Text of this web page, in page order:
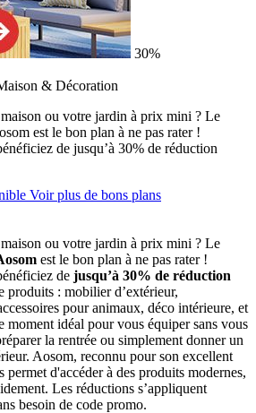
30%
& Décoration
ou votre jardin à prix mini ? Le
est le bon plan à ne pas rater !
de jusqu’à 30% de réduction
Voir plus de bons plans
ou votre jardin à prix mini ? Le
est le bon plan à ne pas rater !
de jusqu’à 30% de réduction
produits : mobilier d’extérieur,
pour animaux, déco intérieure, et
moment idéal pour vous équiper sans vous
la rentrée ou simplement donner un
Aosom, reconnu pour son excellent
d'accéder à des produits modernes,
Les réductions s’appliquent
besoin de code promo.